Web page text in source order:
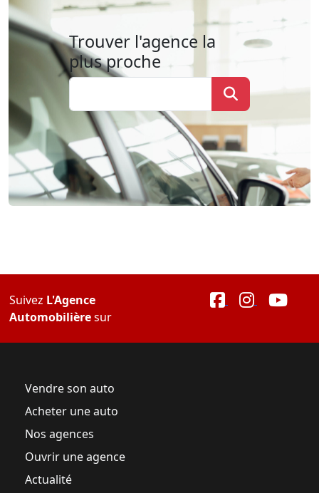
Trouver l'agence la
plus proche
Suivez L'Agence
Automobilièresur
Vendre son auto
Acheter une auto
Nos agences
Ouvrir une agence
Actualité